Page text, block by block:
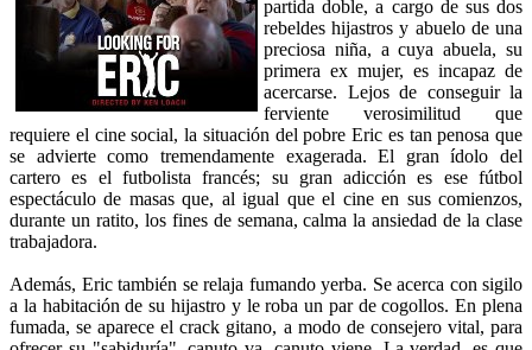
partida doble, a cargo de sus dos
rebeldes hijastros y abuelo de una
preciosa niña, a cuya abuela, su
primera ex mujer, es incapaz de
acercarse. Lejos de conseguir la
ferviente verosimilitud que
requiere el cine social, la situación del pobre Eric es tan penosa que
se advierte como tremendamente exagerada. El gran ídolo del
cartero es el futbolista francés; su gran adicción es ese fútbol
espectáculo de masas que, al igual que el cine en sus comienzos,
durante un ratito, los fines de semana, calma la ansiedad de la clase
trabajadora.
Además, Eric también se relaja fumando yerba. Se acerca con sigilo
a la habitación de su hijastro y le roba un par de cogollos. En plena
fumada, se aparece el crack gitano, a modo de consejero vital, para